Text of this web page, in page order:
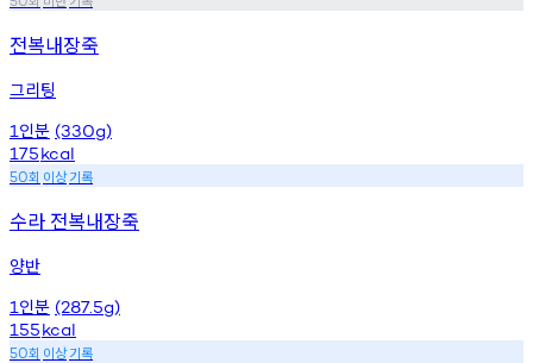
전복내장죽
그리팅
1 인분 (330g)
175kcal
50회 이상기록
수라 전복내장죽
양반
1 인분 (287.5g)
155kcal
50회 이상기록